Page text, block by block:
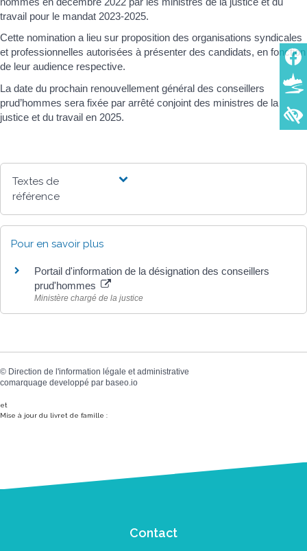
travail pour le mandat 2023-2025.
Cette nomination a lieu sur proposition des organisations syndicales
et professionnelles autorisées à présenter des candidats, en fonction
de leur audience respective.
La date du prochain renouvellement général des conseillers
prud’hommes sera fixée par arrêté conjoint des ministres de la
justice et du travail en 2025.
Textes de
référence
Pour en savoir plus
Portail d'information de la désignation des conseillers
prud'hommes
Ministère chargé de la justice
© Direction de l'information légale et administrative
comarquage developpé par baseo.io
et
Mise à jour du livret de famille :
Contact